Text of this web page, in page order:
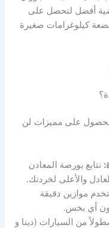
أفضل لتحصل على
كيلوغرامات صغيرة
على مميزات لن
نتابع بورصة المعادن
والأعلى لخردتك.
موازين دقيقة
أي بخس.
من السيارات (دينا و